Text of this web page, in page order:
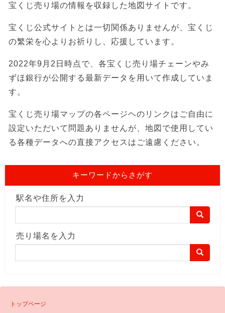
宝くじ売り場の情報を収録した地図サイトです。
宝くじ公式サイトとは一切関係ありませんが、宝くじ
の繁栄を心よりお祈りし、応援しています。
2022年9月2日時点で、各宝くじ売り場チェーンやみ
ずほ銀行が公開する最新データを用いて作成していま
す。
宝くじ売り場マップの各ページヘのリンクはご自由に
設定いただいて問題ありませんが、地図で使用してい
る各種データへの直接アクセスはご遠慮ください。
キーワードからさがす
駅名や住所を入力
売り場名を入力
トップページ